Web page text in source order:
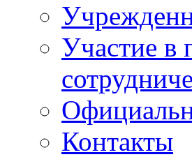
Участие в
Контакты